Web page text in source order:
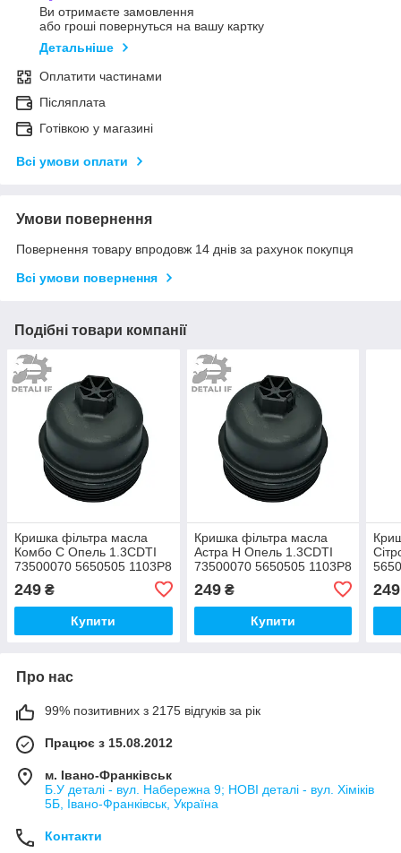
Ви отримаєте замовлення
або гроші повернуться на вашу картку
Детальніше
Оплатити частинами
Післяплата
Готівкою у магазині
Всі умови оплати
Умови повернення
Повернення товару впродовж 14 днів за рахунок покупця
Всі умови повернення
Подібні товари компанії
Кришка фільтра масла
Комбо С Опель 1.3CDTI
73500070 5650505 1103P8
249 ₴
Купити
Кришка фільтра масла
Астра Н Опель 1.3CDTI
73500070 5650505 1103P8
249₴
Купити
249
Про нас
99% позитивних з 2175 відгуків за рік
Працює з 15.08.2012
м. Івано-Франківськ
Б.У деталі - вул. Набережна 9; НОВІ деталі - вул. Хіміків
5Б, Івано-Франківськ, Україна
Контакти